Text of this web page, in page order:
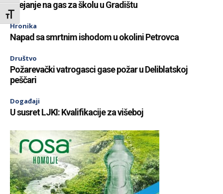
Toggle Font size
Grejanje na gas za školu u Gradištu
Hronika
Napad sa smrtnim ishodom u okolini Petrovca
Društvo
Požarevački vatrogasci gase požar u Deliblatskoj
peščari
Događaji
U susret LJKI: Kvalifikacije za višeboj